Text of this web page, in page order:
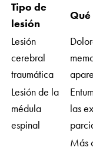
Tipo de
lesión
Lesión
cerebral
traumática
Lesión de la
médula
espinal
las
Más